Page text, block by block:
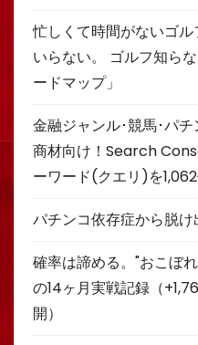
忙しくて時間がないゴ
いらない。 ゴルフ知ら
ードマップ」
金融ジャンル･競馬･パ
商材向け！Search
ーワード(クエリ)を
パチンコ依存症から脱
確率は諦める。"おこぼ
の14ヶ月実戦記録（
開）